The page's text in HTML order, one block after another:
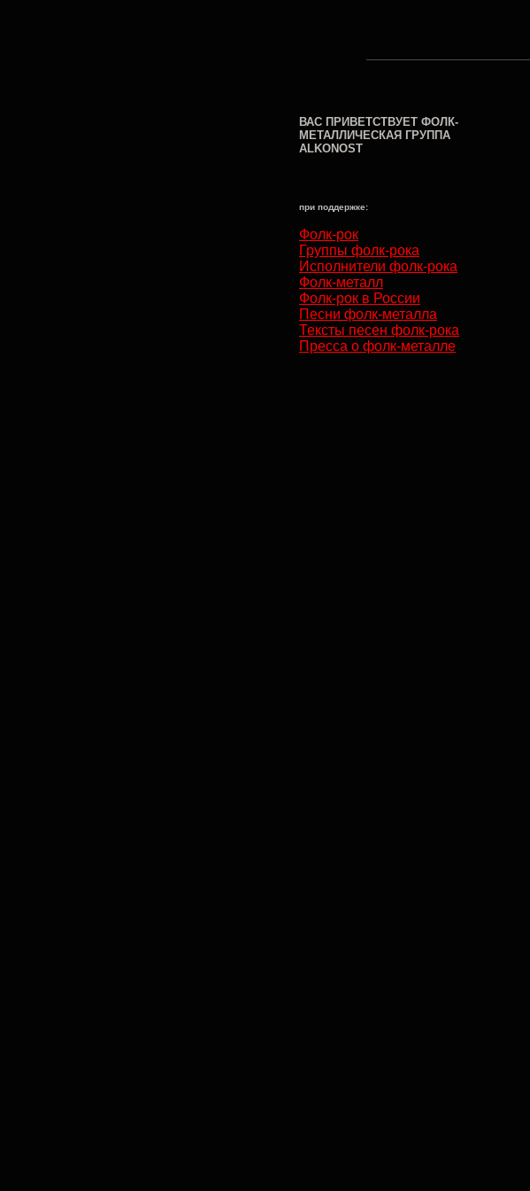
ВАС ПРИВЕТСТВУЕТ ФОЛК-
МЕТАЛЛИЧЕСКАЯ ГРУППА
ALKONOST
при поддержке:
Фолк-рок
Группы фолк-рока
Исполнители фолк-рока
Фолк-металл
Фолк-рок в России
Песни фолк-металла
Тексты песен фолк-рока
Пресса о фолк-металле